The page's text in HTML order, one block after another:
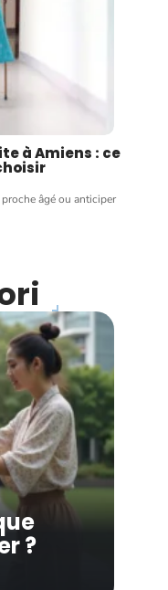
à Amiens : ce
âgé ou anticiper
?